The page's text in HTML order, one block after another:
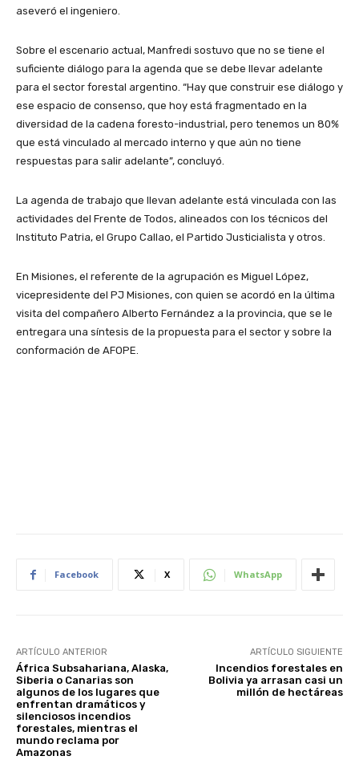
aseveró el ingeniero.
Sobre el escenario actual, Manfredi sostuvo que no se tiene el
suficiente diálogo para la agenda que se debe llevar adelante
para el sector forestal argentino. “Hay que construir ese diálogo y
ese espacio de consenso, que hoy está fragmentado en la
diversidad de la cadena foresto-industrial, pero tenemos un 80%
que está vinculado al mercado interno y que aún no tiene
respuestas para salir adelante”, concluyó.
La agenda de trabajo que llevan adelante está vinculada con las
actividades del Frente de Todos, alineados con los técnicos del
Instituto Patria, el Grupo Callao, el Partido Justicialista y otros.
En Misiones, el referente de la agrupación es Miguel López,
vicepresidente del PJ Misiones, con quien se acordó en la última
visita del compañero Alberto Fernández a la provincia, que se le
entregara una síntesis de la propuesta para el sector y sobre la
conformación de AFOPE.
Facebook X WhatsApp
ARTÍCULO ANTERIOR
África Subsahariana, Alaska,
Siberia o Canarias son
algunos de los lugares que
enfrentan dramáticos y
silenciosos incendios
forestales, mientras el
mundo reclama por
Amazonas
ARTÍCULO SIGUIENTE
Incendios forestales en
Bolivia ya arrasan casi un
millón de hectáreas